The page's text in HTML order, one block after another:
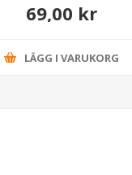
69,00 kr
LÄGG I VARUKORG